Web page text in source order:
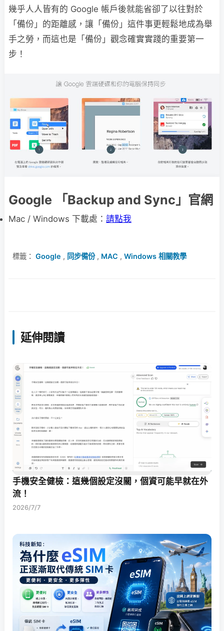
幾乎人人皆有的 Google 帳戶後就能省卻了以往對於
「備份」的距離感，讓「備份」這件事更輕鬆地成為舉
手之勞，而這也是「備份」觀念確實實踐的重要第一
步！
Google 「Backup and Sync」官網
Mac / Windows 下載處： 請點我
標籤： Google , 同步備份, MAC , Windows 相關教學
延伸閱讀
手機安全健檢：這幾個設定沒關，個資可能早就在外
流！
2026/7/7